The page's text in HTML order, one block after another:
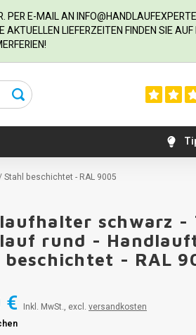
PER E-MAIL AN
LIEFERZEITEN FINDEN SIE
beschichtet - RAL 9005
schwarz
rund -
beschichtet - RAL
€ Inkl. MwSt., excl. versandkosten